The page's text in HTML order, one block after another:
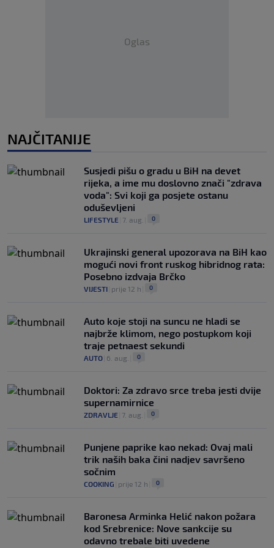
Oglas
NAJČITANIJE
Susjedi pišu o gradu u BiH na devet
rijeka, a ime mu doslovno znači "zdrava
voda": Svi koji ga posjete ostanu
oduševljeni
LIFESTYLE 7. aug. 0
Ukrajinski general upozorava na BiH kao
mogući novi front ruskog hibridnog rata:
Posebno izdvaja Brčko
VIJESTI prije 12 h 0
Auto koje stoji na suncu ne hladi se
najbrže klimom, nego postupkom koji
traje petnaest sekundi
AUTO 6. aug. 0
Doktori: Za zdravo srce treba jesti dvije
supernamirnice
ZDRAVLJE 7. aug. 0
Punjene paprike kao nekad: Ovaj mali
trik naših baka čini nadjev savršeno
sočnim
COOKING prije 12 h 0
Baronesa Arminka Helić nakon požara
kod Srebrenice: Nove sankcije su
odavno trebale biti uvedene